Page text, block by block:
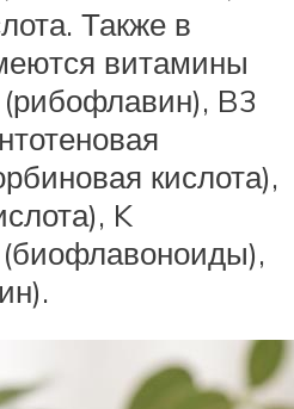
Также в
витамины
B3
кислота),
K